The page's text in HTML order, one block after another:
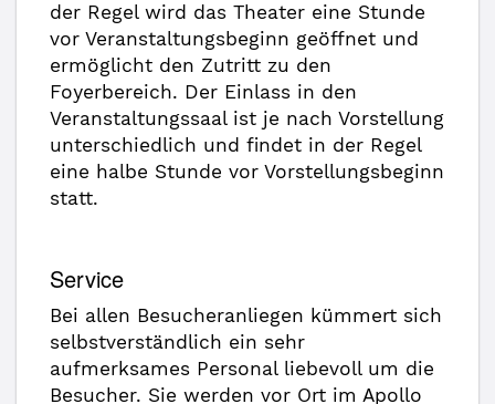
der Regel wird das Theater eine Stunde
vor Veranstaltungsbeginn geöffnet und
ermöglicht den Zutritt zu den
Foyerbereich. Der Einlass in den
Veranstaltungssaal ist je nach Vorstellung
unterschiedlich und findet in der Regel
eine halbe Stunde vor Vorstellungsbeginn
statt.
Service
Bei allen Besucheranliegen kümmert sich
selbstverständlich ein sehr
aufmerksames Personal liebevoll um die
Besucher. Sie werden vor Ort im Apollo